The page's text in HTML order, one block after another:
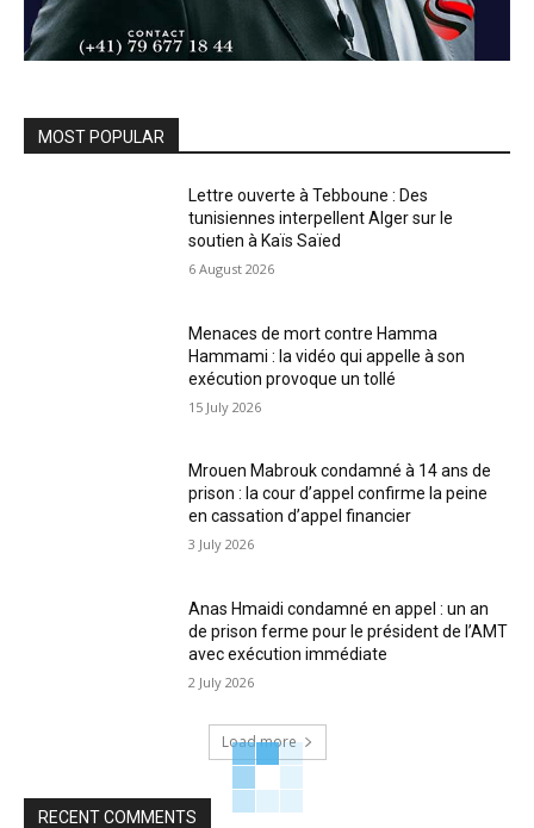
MOST POPULAR
Lettre ouverte à Tebboune : Des
tunisiennes interpellent Alger sur le
soutien à Kaïs Saïed
6 August 2026
Menaces de mort contre Hamma
Hammami : la vidéo qui appelle à son
exécution provoque un tollé
15 July 2026
Mrouen Mabrouk condamné à 14 ans de
prison : la cour d’appel confirme la peine
en cassation d’appel financier
3 July 2026
Anas Hmaidi condamné en appel : un an
de prison ferme pour le président de l’AMT
avec exécution immédiate
2 July 2026
Load more
RECENT COMMENTS